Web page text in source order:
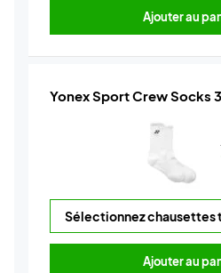
Ajouter au
Yonex Sport Crew Socks
Ajouter au